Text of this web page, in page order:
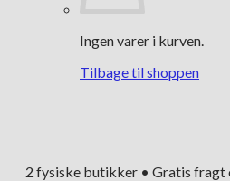
Ingen varer i kurven.
Tilbage til shoppen
2 fysiske butikker • Gratis